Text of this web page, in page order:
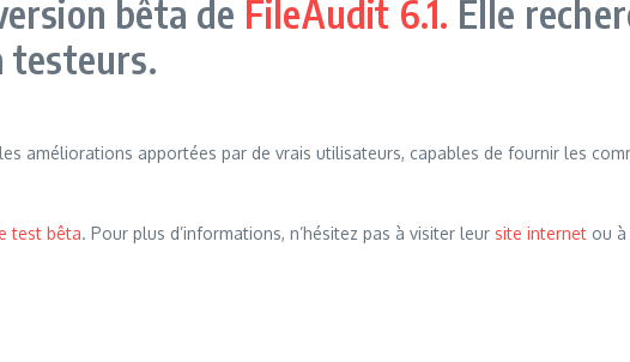
bêta de FileAudit 6.1. Elle
testeurs.
améliorations apportées par de vrais utilisateurs, capables de fournir les
test bêta. Pour plus d’informations, n’hésitez pas à visiter leur site internet ou à